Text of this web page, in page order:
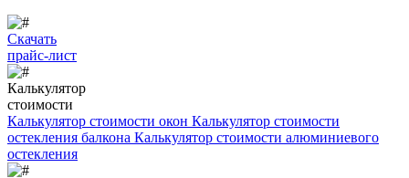
Скачать
прайс-лист
Калькулятор
стоимости
Калькулятор стоимости окон Калькулятор стоимости
остекления балкона Калькулятор стоимости алюминиевого
остекления